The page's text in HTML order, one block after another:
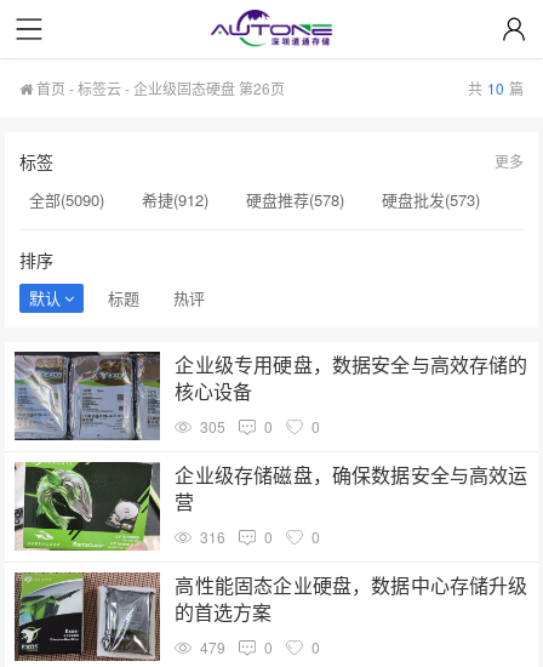
首页 -标签云- 企业级固态硬盘 第26页 共 10 篇
标签
全部(5090) 希捷(912) 硬盘推荐(578)
硬盘批发(573)
硬盘采购(474)
希捷硬盘(471)
移动硬盘(244)
企业级硬盘批发(240)
硬盘选购指南(237)
服务器硬盘价格(196)
企业级NAS存储(189)
硬盘寿命(160)
二手硬盘(153) 硬盘代理商(153)
更多
排序
默认 标题 热评
企业级专用硬盘，数据安全与高效存储的
核心设备
305 0 0
企业级存储磁盘，确保数据安全与高效运
营
316 0 0
高性能固态企业硬盘，数据中心存储升级
的首选方案
479 0 0